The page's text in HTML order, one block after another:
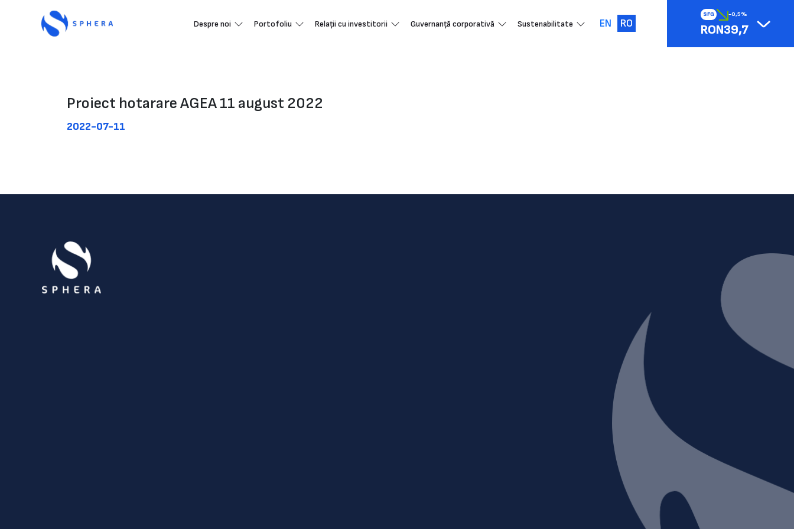
SFG -0,5%
RON39,7
Despre noi Portofoliu Relații cu investitorii Guvernanță corporativă Sustenabilitate EN RO
Proiect hotarare AGEA 11 august 2022
2022-07-11